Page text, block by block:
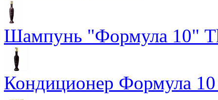
Шампунь "Формула 10"
Кондиционер Формула